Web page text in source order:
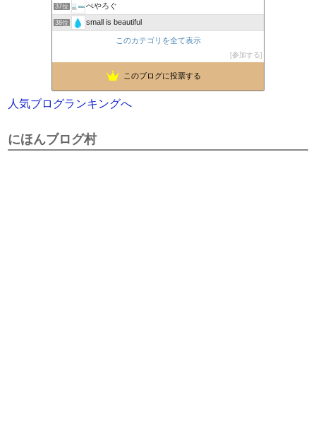
37位 ぺやろぐ
38位 small is beautiful
このカテゴリを全て表示
参加する
このブログに投票する
人気ブログランキングへ
にほんブログ村